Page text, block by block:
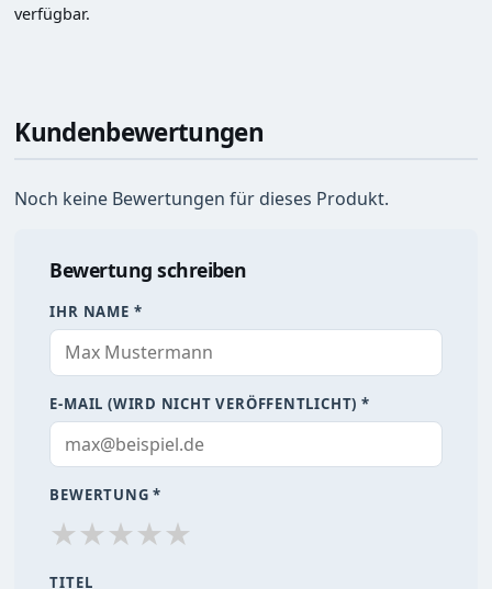
verfügbar.
Kundenbewertungen
Noch keine Bewertungen für dieses Produkt.
Bewertung schreiben
IHR NAME *
E-MAIL (WIRD NICHT VERÖFFENTLICHT) *
BEWERTUNG *
★★★★★
TITEL